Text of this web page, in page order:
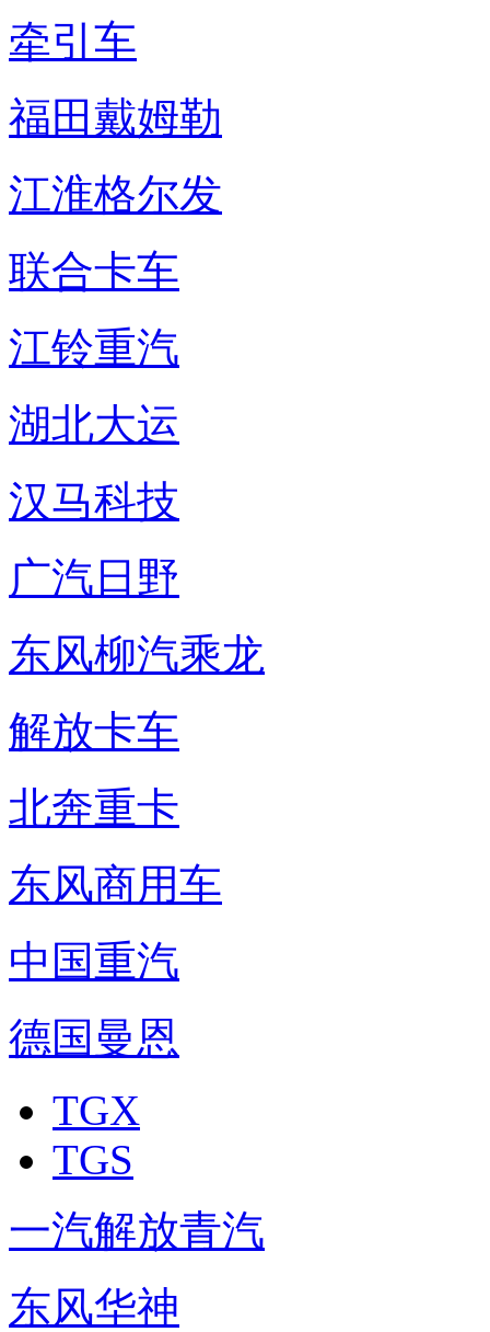
牵引车
福田戴姆勒
江淮格尔发
联合卡车
江铃重汽
湖北大运
汉马科技
广汽日野
东风柳汽乘龙
解放卡车
北奔重卡
东风商用车
中国重汽
德国曼恩
TGX
TGS
一汽解放青汽
东风华神